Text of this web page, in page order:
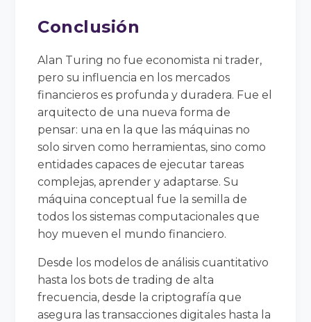
Conclusión
Alan Turing no fue economista ni trader,
pero su influencia en los mercados
financieros es profunda y duradera. Fue el
arquitecto de una nueva forma de
pensar: una en la que las máquinas no
solo sirven como herramientas, sino como
entidades capaces de ejecutar tareas
complejas, aprender y adaptarse. Su
máquina conceptual fue la semilla de
todos los sistemas computacionales que
hoy mueven el mundo financiero.
Desde los modelos de análisis cuantitativo
hasta los bots de trading de alta
frecuencia, desde la criptografía que
asegura las transacciones digitales hasta la